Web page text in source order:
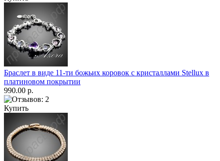
Браслет в виде 11-ти божьих коровок с кристаллами Stellux в
платиновом покрытии
990.00 р.
Купить